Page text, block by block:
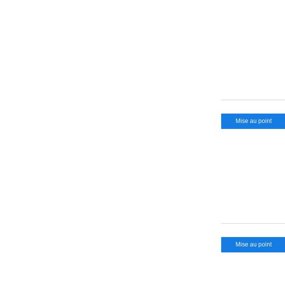
Mise au point
Mise au point